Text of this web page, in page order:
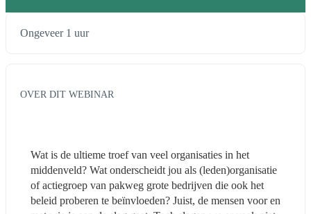
Ongeveer 1 uur
OVER DIT WEBINAR
Wat is de ultieme troef van veel organisaties in het
middenveld? Wat onderscheidt jou als (leden)organisatie
of actiegroep van pakweg grote bedrijven die ook het
beleid proberen te beïnvloeden? Juist, de mensen voor en